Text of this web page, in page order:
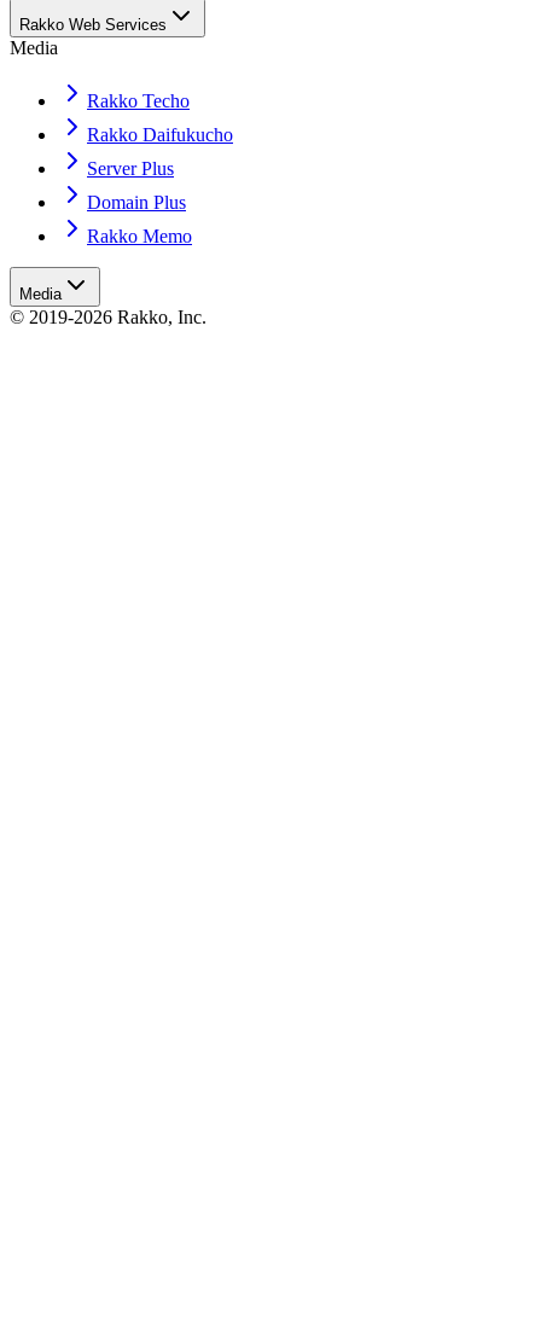
Rakko Web Services
Media
Rakko Techo
Rakko Daifukucho
Server Plus
Domain Plus
Rakko Memo
Media
© 2019-2026 Rakko, Inc.